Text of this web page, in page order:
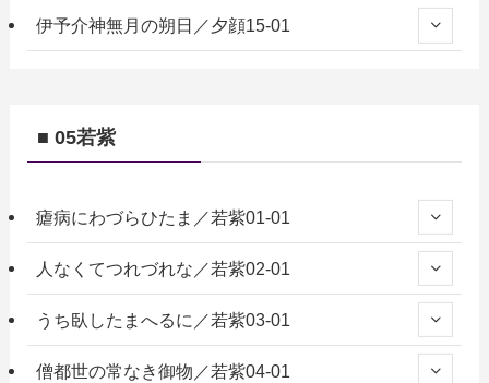
伊予介神無月の朔日／夕顔15-01
■ 05若紫
瘧病にわづらひたま／若紫01-01
人なくてつれづれな／若紫02-01
うち臥したまへるに／若紫03-01
僧都世の常なき御物／若紫04-01